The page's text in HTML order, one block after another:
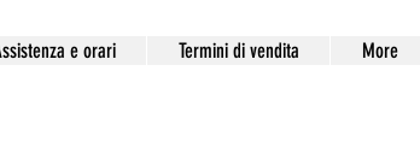
e orari Termini di vendita More